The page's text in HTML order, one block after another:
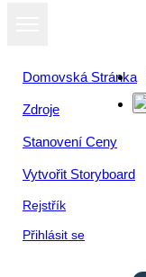
Domovská Stránka
Zdroje
Stanovení Ceny
Vytvořit Storyboard
Rejstřík
Přihlásit se
Zobrazit jako
prezentaci